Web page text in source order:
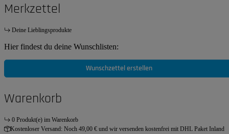
Merkzettel
Deine Lieblingsprodukte
Hier findest du deine Wunschlisten:
Wunschzettel erstellen
Warenkorb
0 Produkt(e) im Warenkorb
Kostenloser Versand: Noch 49,00 € und wir versenden kostenfrei mit DHL Paket Inland